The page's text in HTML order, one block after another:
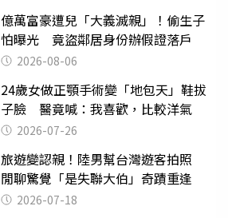
億萬富豪遭兒「大義滅親」！偷生子
怕曝光 竟盜鄰居身份辦假證落戶
2026-08-06
24歲女做正顎手術變「地包天」鞋拔
子臉 醫竟喊：我喜歡，比較洋氣
2026-07-26
旅遊變認親！陸男幫台灣遊客拍照
閒聊驚覺「是失聯大伯」奇蹟重逢
2026-07-18